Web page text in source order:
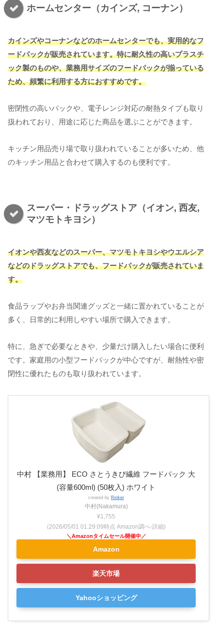
ホームセンター（カインズ, コーナン）
カインズやコーナンなどのホームセンターでも、実用的なフ
ードパックが販売されています。特に耐久性の高いプラスチ
ック製のものや、業務用サイズのフードパックが揃っている
ため、頻繁に利用する方におすすめです。
密閉性の高いパックや、電子レンジ対応の耐熱タイプも取り
扱われており、用途に応じた商品を選ぶことができます。
キッチン用品売り場で取り扱われていることが多いため、他
のキッチン用品と合わせて購入するのも便利です。
スーパー・ドラッグストア（イオン, 西友,
マツモトキヨシ）
イオンや西友などのスーパー、マツモトキヨシやウエルシア
などのドラッグストアでも、フードパックが販売されていま
す。
食品ラップやお弁当関連グッズと一緒に置かれていることが
多く、日常的に利用しやすい場所で購入できます。
特に、急ぎで必要なときや、少量だけ購入したい場合に便利
です。家庭用の小型フードパックが中心ですが、耐熱性や密
閉性に優れたものも取り扱われています。
中村 【業務用】 ECO さとうきび繊維 フードパック 大
(容量600ml) (50枚入) ホワイト
created by Rinker
中村(Nakamura)
¥1,755
(2026/05/01 01:29:09時点 Amazon調べ-詳細)
Amazon
楽天市場
Yahooショッピング